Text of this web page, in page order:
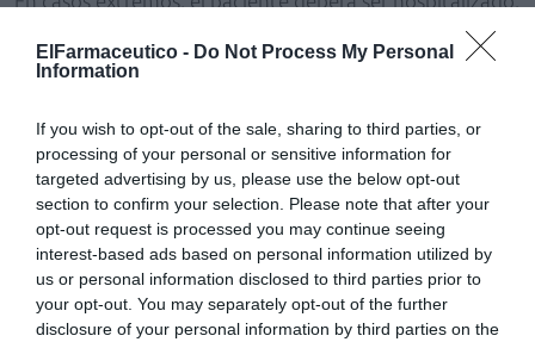
ElFarmaceutico - Do Not Process My Personal
Information
If you wish to opt-out of the sale, sharing to third parties, or
processing of your personal or sensitive information for
targeted advertising by us, please use the below opt-out
section to confirm your selection. Please note that after your
opt-out request is processed you may continue seeing
interest-based ads based on personal information utilized by
us or personal information disclosed to third parties prior to
your opt-out. You may separately opt-out of the further
disclosure of your personal information by third parties on the
La anorexia nerviosa es un trastorno difícil de
diagnosticar, ya que el paciente esconde y niega su
sospechar la anorexia son:
• Pérdida de peso.
• Sentimiento de estar gordo, con un peso adecuado o
incluso menor al esperable, y con fuerte deseo de seguir
adelgazando.